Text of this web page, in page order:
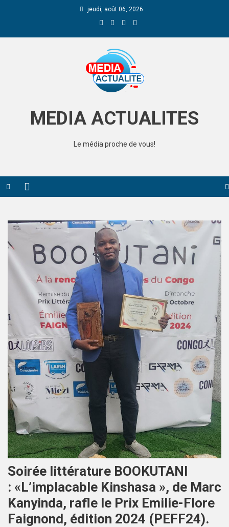
jeudi, août 06, 2026
MEDIA ACTUALITES
Le média proche de vous!
Soirée littérature BOOKUTANI
: «L’implacable Kinshasa », de Marc
Kanyinda, rafle le Prix Emilie-Flore
Faignond, édition 2024 (PEFF24).